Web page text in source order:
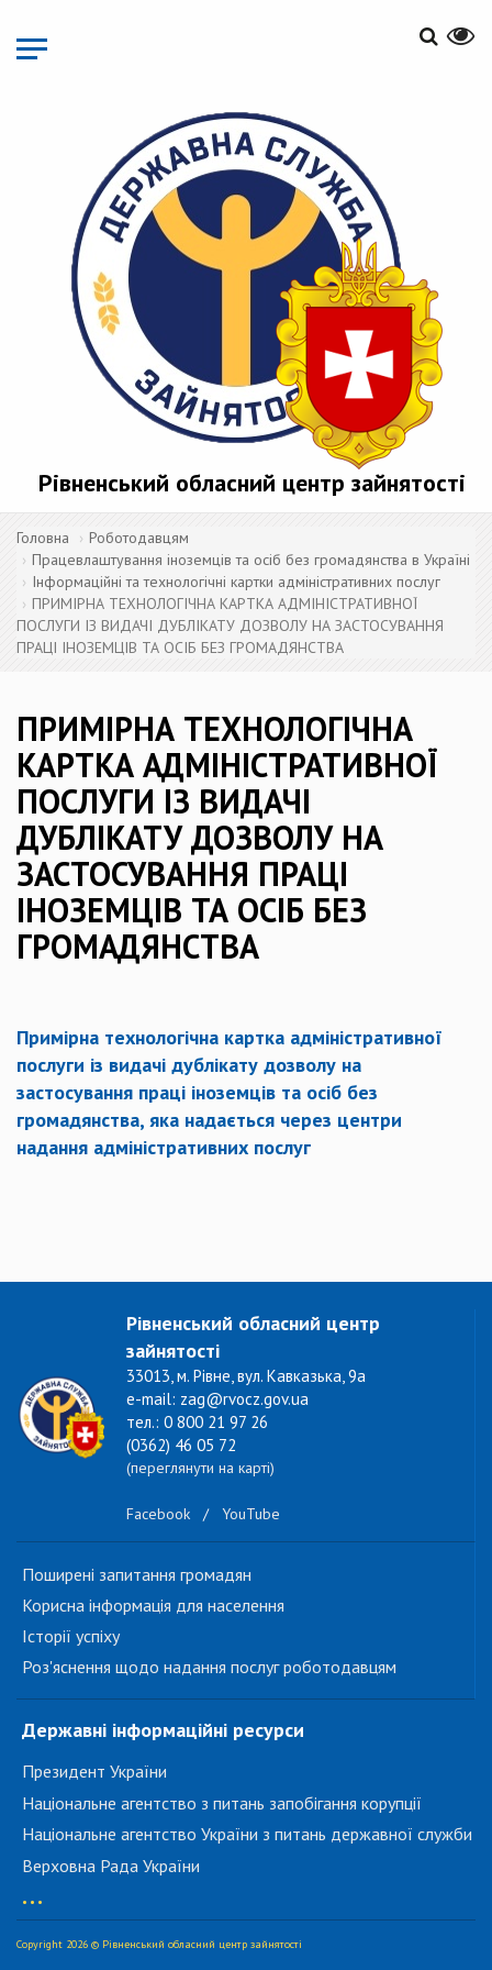
основного
матеріалу
Рівненський обласний центр зайнятості
Головна
Роботодавцям
Працевлаштування іноземців та осіб без громадянства в Україні
Інформаційні та технологічні картки адміністративних послуг
ПРИМІРНА ТЕХНОЛОГІЧНА КАРТКА АДМІНІСТРАТИВНОЇ
ПОСЛУГИ ІЗ ВИДАЧІ ДУБЛІКАТУ ДОЗВОЛУ НА ЗАСТОСУВАННЯ
ПРАЦІ ІНОЗЕМЦІВ ТА ОСІБ БЕЗ ГРОМАДЯНСТВА
ПРИМІРНА ТЕХНОЛОГІЧНА
КАРТКА АДМІНІСТРАТИВНОЇ
ПОСЛУГИ ІЗ ВИДАЧІ
ДУБЛІКАТУ ДОЗВОЛУ НА
ЗАСТОСУВАННЯ ПРАЦІ
ІНОЗЕМЦІВ ТА ОСІБ БЕЗ
ГРОМАДЯНСТВА
Примірна технологічна картка адміністративної
послуги із видачі дублікату дозволу на
застосування праці іноземців та осіб без
громадянства, яка надається через центри
надання адміністративних послуг
Рівненський обласний центр
зайнятості
33013, м. Рівне, вул. Кавказька, 9а
e-mail: zag@rvocz.gov.ua
тел.: 0 800 21 97 26
(0362) 46 05 72
(переглянути на карті)
Facebook / YouTube
Поширені запитання громадян
Корисна інформація для населення
Історії успіху
Роз'яснення щодо надання послуг роботодавцям
Державні інформаційні ресурси
Президент України
Національне агентство з питань запобігання корупції
Національне агентство України з питань державної служби
Верховна Рада України
...
Copyright 2026 © Рівненський обласний центр зайнятості